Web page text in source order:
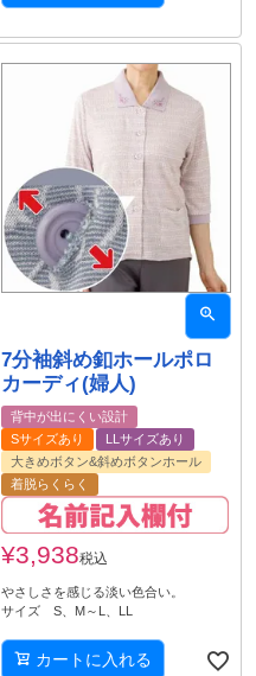
7分袖斜め釦ホールポロ
カーディ(婦人)
背中が出にくい設計
Sサイズあり
LLサイズあり
大きめボタン&斜めボタンホール
着脱らくらく
¥3,938税込
やさしさを感じる淡い色合い。
サイズ S、M～L、LL
カートに入れる